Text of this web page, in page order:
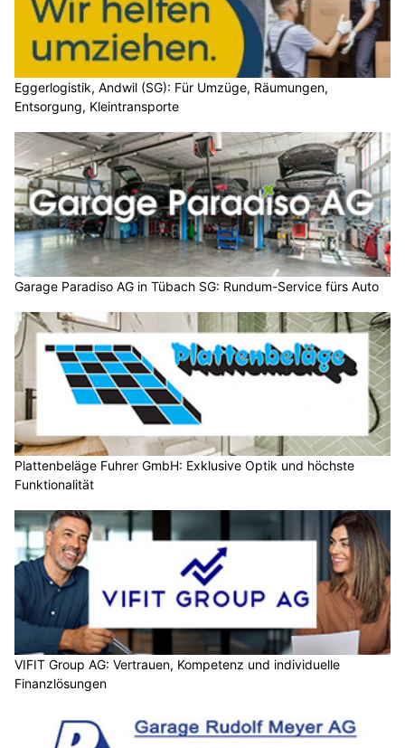
Eggerlogistik, Andwil (SG): Für Umzüge, Räumungen,
Entsorgung, Kleintransporte
Garage Paradiso AG in Tübach SG: Rundum-Service fürs Auto
Plattenbeläge Fuhrer GmbH: Exklusive Optik und höchste
Funktionalität
VIFIT Group AG: Vertrauen, Kompetenz und individuelle
Finanzlösungen